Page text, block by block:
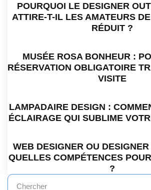
POURQUOI LE DESIGNER
ATTIRE-T-IL LES AMATEURS
RÉDUIT ?
MUSÉE ROSA BONHEUR :
RÉSERVATION OBLIGATOIRE
VISITE
LAMPADAIRE DESIGN :
ÉCLAIRAGE QUI SUBLIME
WEB DESIGNER OU
QUELLES COMPÉTENCES
?